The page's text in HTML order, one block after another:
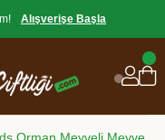
Alışverişe Başla